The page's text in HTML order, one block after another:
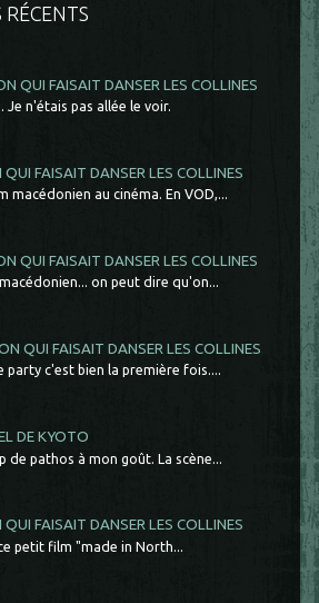
QUI FAISAIT DANSER LES COLLINES
Je n'étais pas allée le voir.
QUI FAISAIT DANSER LES COLLINES
macédonien au cinéma. En VOD,...
QUI FAISAIT DANSER LES COLLINES
on peut dire qu'on...
QUI FAISAIT DANSER LES COLLINES
party c'est bien la première fois....
DE KYOTO
pathos à mon goût. La scène...
QUI FAISAIT DANSER LES COLLINES
petit film "made in North...